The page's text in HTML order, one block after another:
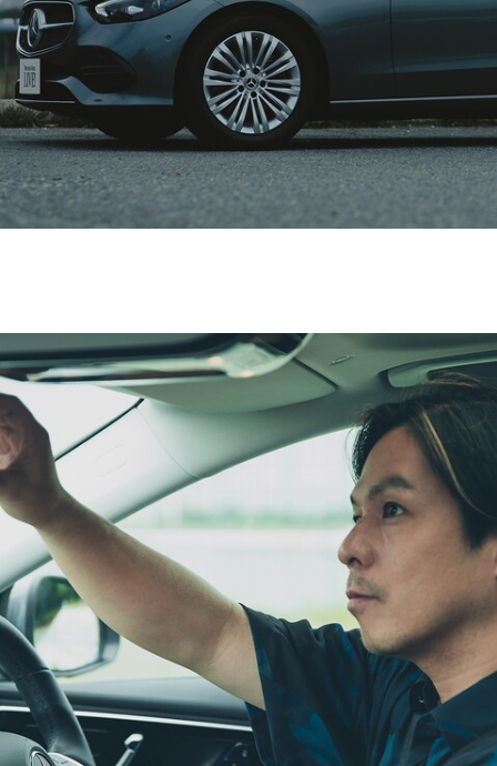
スト
オンライン
ショールー
ム
SUV
EQE
SUV
電気
EQS
電気
Mercedes-
Maybach
GLA
GLB
GLC
GLC Coupé
GLE
GLE Coupé
GLS
Mercedes-
Maybach
GLS
G-
Class